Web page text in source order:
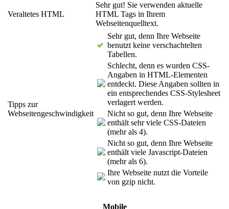
Veraltetes HTML
Sehr gut! Sie verwenden aktuelle
HTML Tags in Ihrem
Webseitenquelltext.
Tipps zur
Webseitengeschwindigkeit
Sehr gut, denn Ihre Webseite
benutzt keine verschachtelten
Tabellen.
Schlecht, denn es wurden CSS-
Angaben in HTML-Elementen
entdeckt. Diese Angaben sollten in
ein entsprechendes CSS-Stylesheet
verlagert werden.
Nicht so gut, denn Ihre Webseite
enthält sehr viele CSS-Dateien
(mehr als 4).
Nicht so gut, denn Ihre Webseite
enthält viele Javascript-Dateien
(mehr als 6).
Ihre Webseite nutzt die Vorteile
von gzip nicht.
Mobile